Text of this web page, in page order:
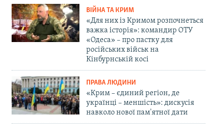
ВІЙНА ТА КРИМ
«Для них із Кримом розпочнеться
важка історія»: командир ОТУ
«Одеса» – про пастку для
російських військ на
Кінбурнській косі
ПРАВА ЛЮДИНИ
«Крим – єдиний регіон, де
українці – меншість»: дискусія
навколо нової пам'ятної дати